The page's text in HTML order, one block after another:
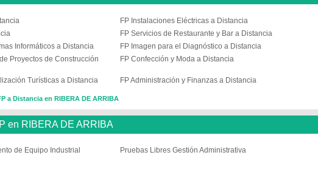
FP Instalaciones Eléctricas a Distancia
FP Servicios de Restaurante y Bar a Distancia
Informáticos a Distancia
FP Imagen para el Diagnóstico a Distancia
Proyectos de Construcción
FP Confección y Moda a Distancia
Turísticas a Distancia FP Administración y Finanzas a Distancia
a Distancia en RIBERA DE ARRIBA
en RIBERA DE ARRIBA
de Equipo Industrial
Pruebas Libres Gestión Administrativa